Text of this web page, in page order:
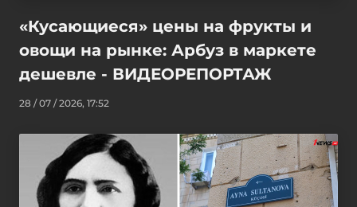
«Кусающиеся» цены на фрукты и
овощи на рынке: Арбуз в маркете
дешевле - ВИДЕОРЕПОРТАЖ
28 / 07 / 2026, 17:52